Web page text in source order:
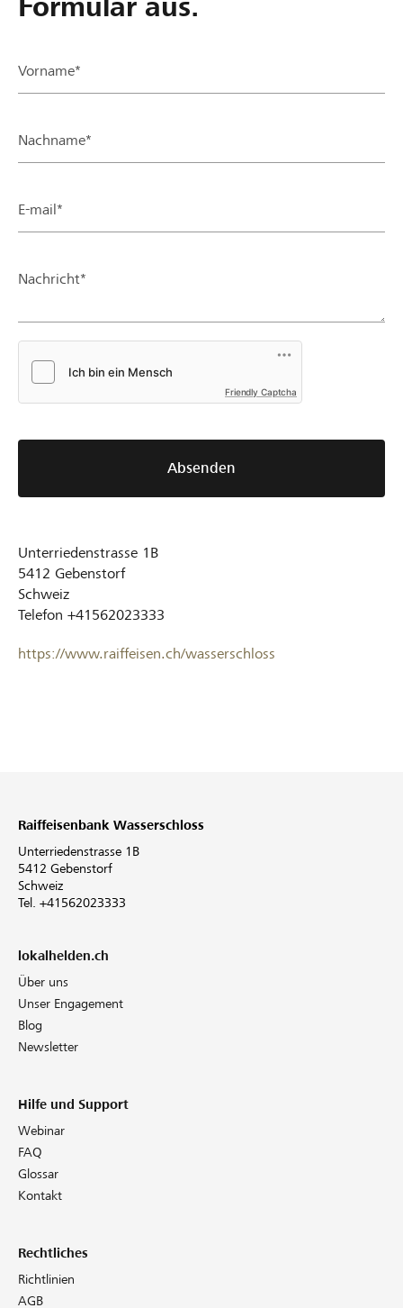
Vorname*
Nachname*
E-mail*
Nachricht*
Friendly Captcha
Absenden
Unterriedenstrasse 1B
5412 Gebenstorf
Schweiz
Telefon +41562023333
https://www.raiffeisen.ch/wasserschloss
Raiffeisenbank Wasserschloss
Unterriedenstrasse 1B
5412 Gebenstorf
Schweiz
Tel. +41562023333
lokalhelden.ch
Über uns
Unser Engagement
Blog
Newsletter
Hilfe und Support
Webinar
FAQ
Glossar
Kontakt
Rechtliches
Richtlinien
AGB